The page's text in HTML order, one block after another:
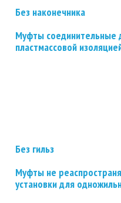
Без наконечника
Муфты соединительные
пластмассовой
Без гильз
Муфты не
установки для